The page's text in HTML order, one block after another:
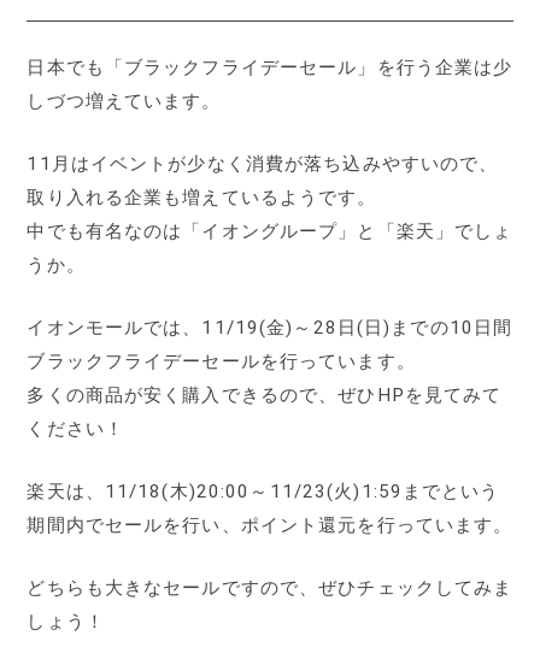
日本でも「ブラックフライデーセール」を行う企業は少
しづつ増えています。
11月はイベントが少なく消費が落ち込みやすいので、
取り入れる企業も増えているようです。
中でも有名なのは「イオングループ」と「楽天」でしょ
うか。
イオンモールでは、11/19(金)～28日(日)までの10日間
ブラックフライデーセールを行っています。
多くの商品が安く購入できるので、ぜひHPを見てみて
ください！
楽天は、11/18(木)20:00～11/23(火)1:59までという
期間内でセールを行い、ポイント還元を行っています。
どちらも大きなセールですので、ぜひチェックしてみま
しょう！